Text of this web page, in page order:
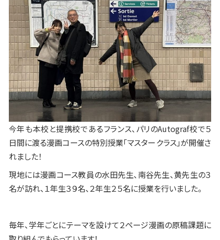
今年も本校と提携校であるフランス、パリのAutograf校で５
日間に渡る漫画コースの特別授業「マスタークラス」が開催さ
れました！
現地には漫画コース教員の水田先生、南谷先生、黄先生の３
名が訪れ、１年生３９名、２年生２５名に授業を行いました。
毎年、学年ごとにテーマを設けて２ページ漫画の原稿課題に